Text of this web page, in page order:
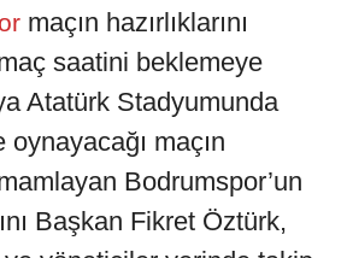
maçın hazırlıklarını
saatini beklemeye
Atatürk Stadyumunda
maçın
Bodrumspor’un
Başkan Fikret Öztürk,